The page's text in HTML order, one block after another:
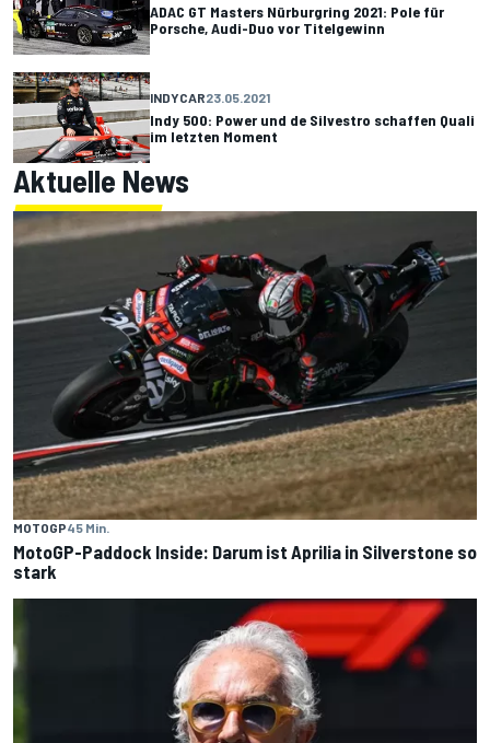
ADAC GT Masters Nürburgring 2021: Pole für
Porsche, Audi-Duo vor Titelgewinn
INDYCAR23.05.2021
Indy 500: Power und de Silvestro schaffen Quali
im letzten Moment
Aktuelle News
MOTOGP45 Min.
MotoGP-Paddock Inside: Darum ist Aprilia in Silverstone so
stark